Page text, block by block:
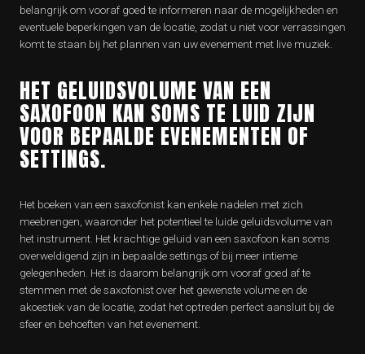
belangrijk om vooraf goed te informeren naar de mogelijkheden en
eventuele beperkingen van de locatie, zodat u niet voor verrassingen
komt te staan bij het plannen van uw evenement met live muziek.
HET GELUIDSVOLUME VAN EEN
SAXOFOON KAN SOMS TE LUID ZIJN
VOOR BEPAALDE EVENEMENTEN OF
SETTINGS.
Het boeken van een saxofonist kan enkele nadelen met zich
meebrengen, waaronder het potentieel te luide geluidsvolume van
het instrument. Het krachtige geluid van een saxofoon kan soms
overweldigend zijn in bepaalde settings of bij meer intieme
gelegenheden. Het is daarom belangrijk om vooraf goed af te
stemmen met de saxofonist over het gewenste volume en de
akoestiek van de locatie, zodat het optreden perfect aansluit bij de
sfeer en behoeften van het evenement.